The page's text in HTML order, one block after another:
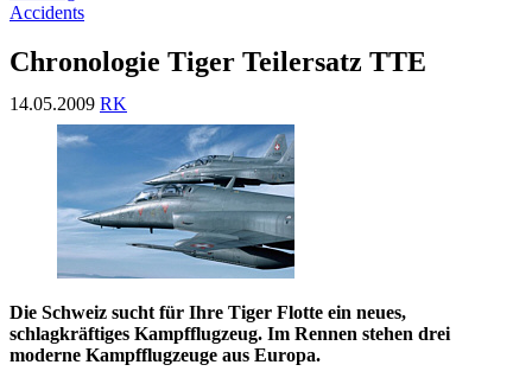
Accidents
Chronologie Tiger Teilersatz TTE
14.05.2009 RK
Die Schweiz sucht für Ihre Tiger Flotte ein neues,
schlagkräftiges Kampfflugzeug. Im Rennen stehen drei
moderne Kampfflugzeuge aus Europa.